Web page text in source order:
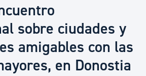
sobre ciudades y
amigables con las
en Donostia